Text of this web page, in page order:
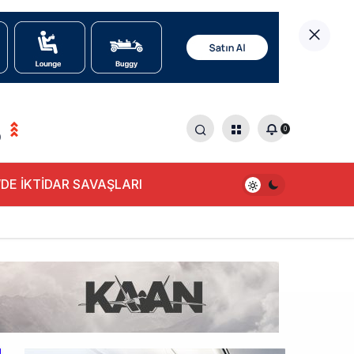
0
İKTİDAR SAVAŞLARI